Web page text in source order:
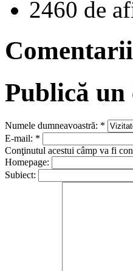
2460 de
Comentarii
Publică un
Numele dumneavoastră: *
E-mail: *
Conţinutul acestui câmp va fi
Homepage:
Subiect: